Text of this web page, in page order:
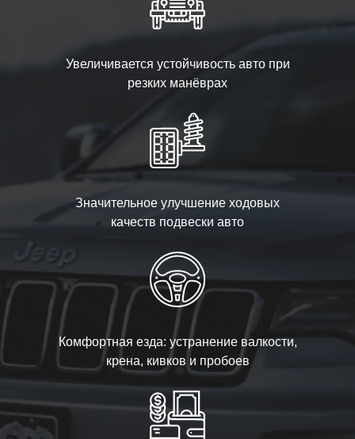
Увеличивается устойчивость авто при
резких манёврах
Значительное улучшение ходовых
качеств подвески авто
Комфортная езда: устранение валкости,
крена, кивков и пробоев